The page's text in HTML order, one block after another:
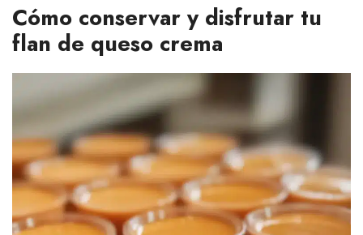
Cómo conservar y disfrutar tu
flan de queso crema